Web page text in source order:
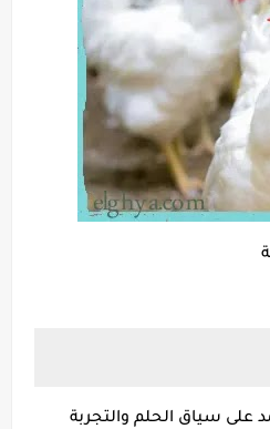
على سياق الحلم والتجربة